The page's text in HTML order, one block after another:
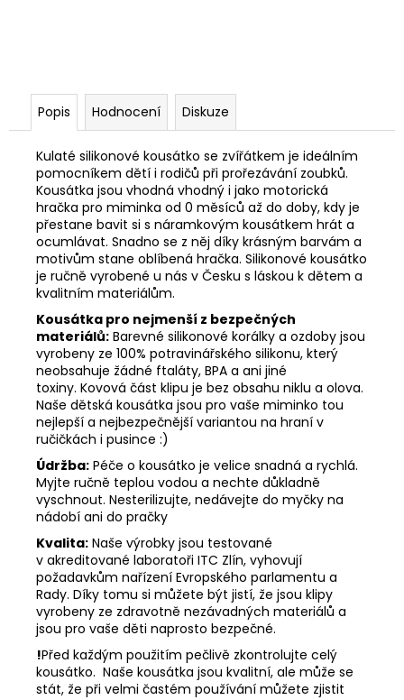
Popis Hodnocení Diskuze
Kulaté silikonové kousátko se zvířátkem je ideálním
pomocníkem dětí i rodičů při prořezávání zoubků.
Kousátka jsou vhodná vhodný i jako motorická
hračka pro miminka od 0 měsíců až do doby, kdy je
přestane bavit si s náramkovým kousátkem hrát a
ocumlávat. Snadno se z něj díky krásným barvám a
motivům stane oblíbená hračka. Silikonové kousátko
je ručně vyrobené u nás v Česku s láskou k dětem a
kvalitním materiálům.
Kousátka pro nejmenší z bezpečných
materiálů: Barevné silikonové korálky a ozdoby jsou
vyrobeny ze 100% potravinářského silikonu, který
neobsahuje žádné ftaláty, BPA a ani jiné
toxiny. Kovová část klipu je bez obsahu niklu a olova.
Naše dětská kousátka jsou pro vaše miminko tou
nejlepší a nejbezpečnější variantou na hraní v
ručičkách i pusince :)
Údržba: Péče o kousátko je velice snadná a rychlá.
Myjte ručně teplou vodou a nechte důkladně
vyschnout. Nesterilizujte, nedávejte do myčky na
nádobí ani do pračky
Kvalita: Naše výrobky jsou testované
v akreditované laboratoři ITC Zlín, vyhovují
požadavkům nařízení Evropského parlamentu a
Rady. Díky tomu si můžete být jistí, že jsou klipy
vyrobeny ze zdravotně nezávadných materiálů a
jsou pro vaše děti naprosto bezpečné.
!Před každým použitím pečlivě zkontrolujte celý
kousátko. Naše kousátka jsou kvalitní, ale může se
stát, že při velmi častém používání můžete zjistit